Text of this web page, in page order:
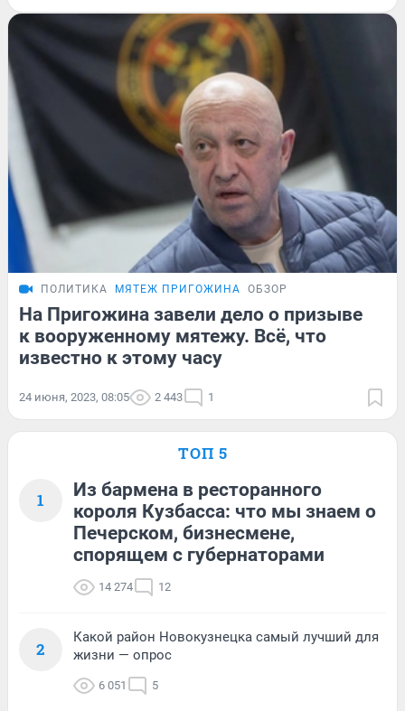
ПОЛИТИКА МЯТЕЖ ПРИГОЖИНА ОБЗОР
На Пригожина завели дело о призыве
к вооруженному мятежу. Всё, что
известно к этому часу
24 июня, 2023, 08:05 2 443 1
ТОП 5
1
Из бармена в ресторанного
короля Кузбасса: что мы знаем о
Печерском, бизнесмене,
спорящем с губернаторами
14 274 12
2
Какой район Новокузнецка самый лучший для
жизни — опрос
6 051 5